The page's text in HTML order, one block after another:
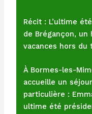
Récit : L’ultime
de Brégançon, un
vacances hors du
À Bormes-les-
accueille un
particulière :
ultime été